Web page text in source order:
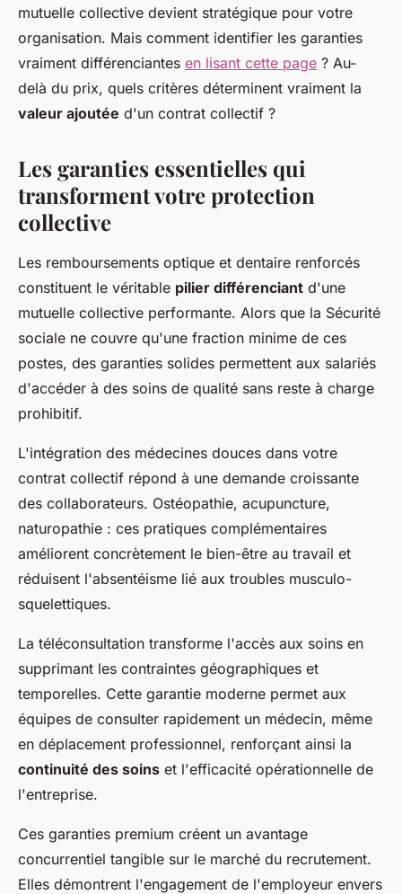
mutuelle collective devient stratégique pour votre
organisation. Mais comment identifier les garanties
vraiment différenciantes en lisant cette page ? Au-
delà du prix, quels critères déterminent vraiment la
valeur ajoutée d'un contrat collectif ?
Les garanties essentielles qui
transforment votre protection
collective
Les remboursements optique et dentaire renforcés
constituent le véritable pilier différenciant d'une
mutuelle collective performante. Alors que la Sécurité
sociale ne couvre qu'une fraction minime de ces
postes, des garanties solides permettent aux salariés
d'accéder à des soins de qualité sans reste à charge
prohibitif.
L'intégration des médecines douces dans votre
contrat collectif répond à une demande croissante
des collaborateurs. Ostéopathie, acupuncture,
naturopathie : ces pratiques complémentaires
améliorent concrètement le bien-être au travail et
réduisent l'absentéisme lié aux troubles musculo-
squelettiques.
La téléconsultation transforme l'accès aux soins en
supprimant les contraintes géographiques et
temporelles. Cette garantie moderne permet aux
équipes de consulter rapidement un médecin, même
en déplacement professionnel, renforçant ainsi la
continuité des soins et l'efficacité opérationnelle de
l'entreprise.
Ces garanties premium créent un avantage
concurrentiel tangible sur le marché du recrutement.
Elles démontrent l'engagement de l'employeur envers